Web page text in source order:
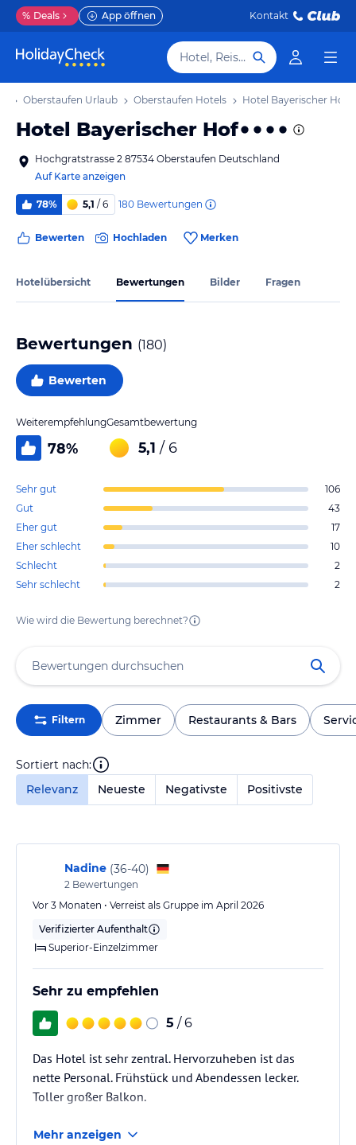
% Deals App öffnen Kontakt
Hotel, Reiseziel
Oberstaufen Urlaub Oberstaufen Hotels Hotel Bayerischer Hof
Hotel Bayerischer Hof
Hochgratstrasse 2 87534 Oberstaufen Deutschland
Auf Karte anzeigen
78% 5,1 / 6 180 Bewertungen
Bewerten Hochladen Merken
Hotelübersicht Bewertungen Bilder Fragen
Bewertungen (180)
Bewerten
Weiterempfehlung
78%
Gesamtbewertung
5,1 / 6
Sehr gut
106
Gut
43
Eher gut
17
Eher schlecht
10
Schlecht
2
Sehr schlecht
2
Wie wird die Bewertung berechnet?
Filtern Zimmer Restaurants & Bars
Sortiert nach:
Relevanz
Neueste Negativste Positivste
Nadine (36-40)
2 Bewertungen
Vor 3 Monaten • Verreist als Gruppe im April 2026
Verifizierter Aufenthalt
Superior-Einzelzimmer
Sehr zu empfehlen
5 / 6
Das Hotel ist sehr zentral. Hervorzuheben ist das
nette Personal. Frühstück und Abendessen lecker.
Toller großer Balkon.
Mehr anzeigen